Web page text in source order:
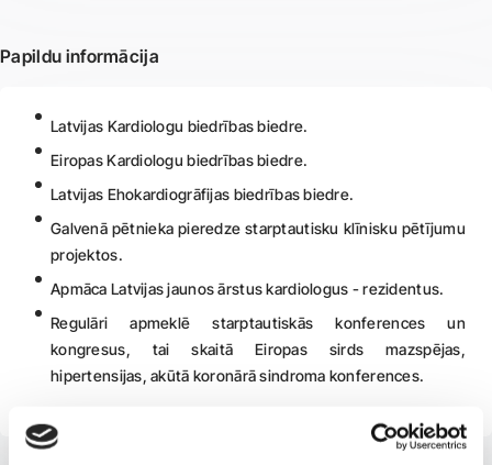
Papildu informācija
Latvijas Kardiologu biedrības biedre.
Eiropas Kardiologu biedrības biedre.
Latvijas Ehokardiogrāfijas biedrības biedre.
Galvenā pētnieka pieredze starptautisku klīnisku pētījumu
projektos.
Apmāca Latvijas jaunos ārstus kardiologus - rezidentus.
Regulāri apmeklē starptautiskās konferences un
kongresus, tai skaitā Eiropas sirds mazspējas,
hipertensijas, akūtā koronārā sindroma konferences.